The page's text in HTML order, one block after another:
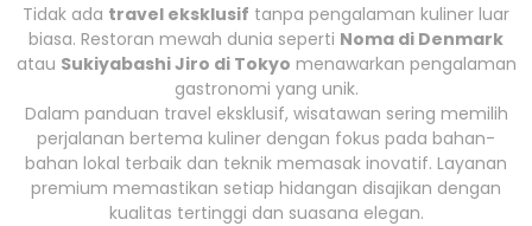
Tidak ada travel eksklusif tanpa pengalaman kuliner luar
biasa. Restoran mewah dunia seperti Noma di Denmark
atau Sukiyabashi Jiro di Tokyo menawarkan pengalaman
gastronomi yang unik.
Dalam panduan travel eksklusif, wisatawan sering memilih
perjalanan bertema kuliner dengan fokus pada bahan-
bahan lokal terbaik dan teknik memasak inovatif. Layanan
premium memastikan setiap hidangan disajikan dengan
kualitas tertinggi dan suasana elegan.